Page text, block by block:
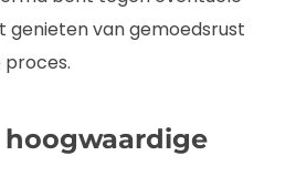
genieten van gemoedsrust